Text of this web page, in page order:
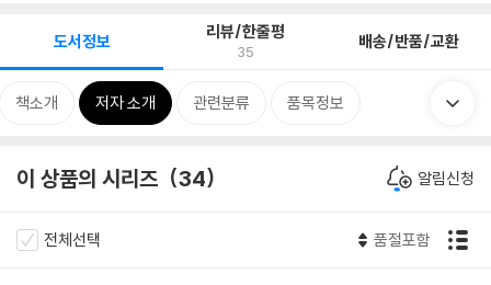
도서정보 리뷰/한줄평
35 배송/반품/교환
책소개 저자 소개 관련분류 품목정보
이 상품의 시리즈 34 알림신청
전체선택 품절포함